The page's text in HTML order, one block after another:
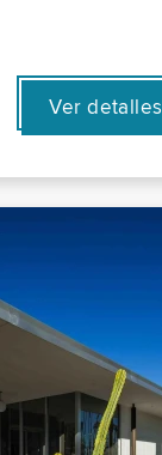
Ver detalles